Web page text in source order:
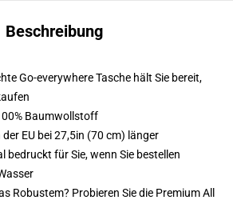
Beschreibung
Go-everywhere Tasche hält Sie bereit,
Baumwollstoff
EU bei 27,5in (70 cm) länger
bedruckt für Sie, wenn Sie bestellen
Robustem? Probieren Sie die Premium All